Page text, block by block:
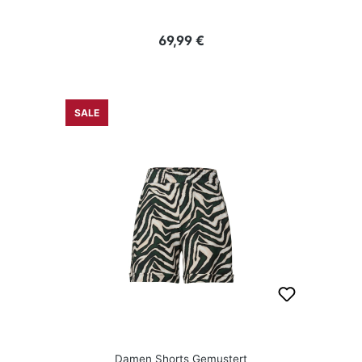
Regulärer Preis:
69,99 €
SALE
Damen Shorts Gemustert